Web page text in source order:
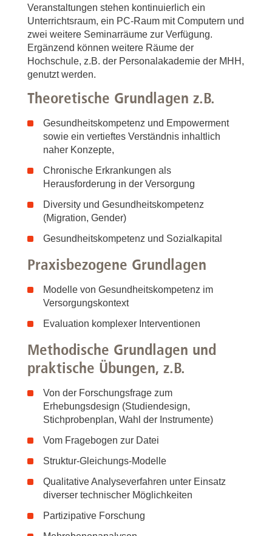
Veranstaltungen stehen kontinuierlich ein
Unterrichtsraum, ein PC-Raum mit Computern und
zwei weitere Seminarräume zur Verfügung.
Ergänzend können weitere Räume der
Hochschule, z.B. der Personalakademie der MHH,
genutzt werden.
Theoretische Grundlagen z.B.
Gesundheitskompetenz und Empowerment
sowie ein vertieftes Verständnis inhaltlich
naher Konzepte,
Chronische Erkrankungen als
Herausforderung in der Versorgung
Diversity und Gesundheitskompetenz
(Migration, Gender)
Gesundheitskompetenz und Sozialkapital
Praxisbezogene Grundlagen
Modelle von Gesundheitskompetenz im
Versorgungskontext
Evaluation komplexer Interventionen
Methodische Grundlagen und
praktische Übungen, z.B.
Von der Forschungsfrage zum
Erhebungsdesign (Studiendesign,
Stichprobenplan, Wahl der Instrumente)
Vom Fragebogen zur Datei
Struktur-Gleichungs-Modelle
Qualitative Analyseverfahren unter Einsatz
diverser technischer Möglichkeiten
Partizipative Forschung